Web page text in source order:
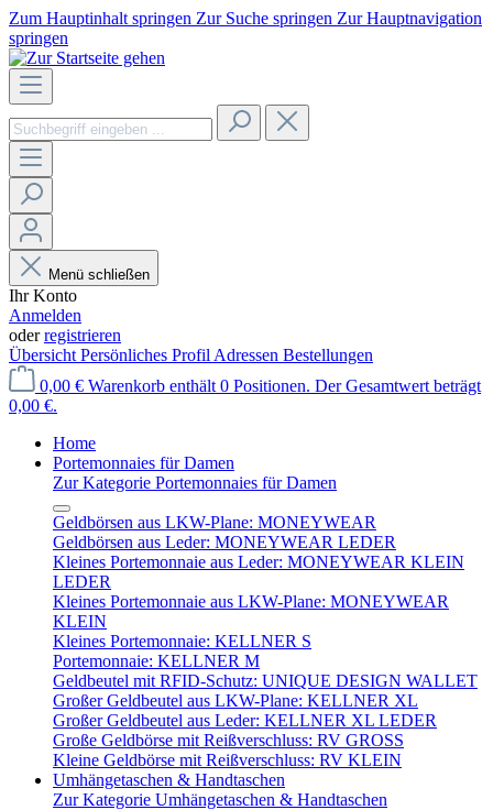
Zum Hauptinhalt springen Zur Suche springen Zur Hauptnavigation
springen
Menü schließen
Ihr Konto
Anmelden
oderregistrieren
Übersicht Persönliches Profil Adressen Bestellungen
0,00 € Warenkorb enthält 0 Positionen. Der Gesamtwert beträgt
0,00 €.
Home
Portemonnaies für Damen
Zur Kategorie Portemonnaies für Damen
Geldbörsen aus LKW-Plane: MONEYWEAR
Geldbörsen aus Leder: MONEYWEAR LEDER
Kleines Portemonnaie aus Leder: MONEYWEAR KLEIN
LEDER
Kleines Portemonnaie aus LKW-Plane: MONEYWEAR
KLEIN
Kleines Portemonnaie: KELLNER S
Portemonnaie: KELLNER M
Geldbeutel mit RFID-Schutz: UNIQUE DESIGN WALLET
Großer Geldbeutel aus LKW-Plane: KELLNER XL
Großer Geldbeutel aus Leder: KELLNER XL LEDER
Große Geldbörse mit Reißverschluss: RV GROSS
Kleine Geldbörse mit Reißverschluss: RV KLEIN
Umhängetaschen & Handtaschen
Zur Kategorie Umhängetaschen & Handtaschen